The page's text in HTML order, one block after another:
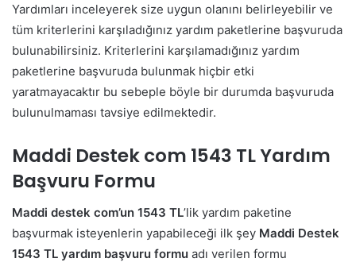
Yardımları inceleyerek size uygun olanını belirleyebilir ve
tüm kriterlerini karşıladığınız yardım paketlerine başvuruda
bulunabilirsiniz. Kriterlerini karşılamadığınız yardım
paketlerine başvuruda bulunmak hiçbir etki
yaratmayacaktır bu sebeple böyle bir durumda başvuruda
bulunulmaması tavsiye edilmektedir.
Maddi Destek com 1543 TL Yardım
Başvuru Formu
Maddi destek com’un 1543 TL’lik yardım paketine
başvurmak isteyenlerin yapabileceği ilk şey Maddi Destek
1543 TL yardım başvuru formu adı verilen formu